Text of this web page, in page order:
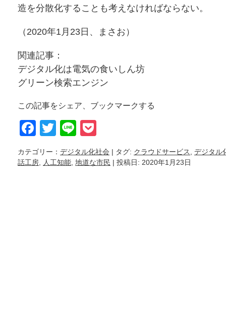
造を分散化することも考えなければならない。
（2020年1月23日、まさお）
関連記事：
デジタル化は電気の食いしん坊
グリーン検索エンジン
この記事をシェア、ブックマークする
Facebook
Twitter
Line
カテゴリー： デジタル化社会 | タグ: クラウドサービス
デジタル
話工房
人工知能 地道な市民 | 投稿日: 2020年1月23日